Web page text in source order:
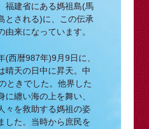
福建省にある媽祖島(馬
とされる)に、この伝承
来になっています。
(西暦987年)9月9日に、
晴天の日中に昇天。中
ときでした。他界した
纏い海の上を舞い、
々を救助する媽祖の姿
した。当時から庶民を